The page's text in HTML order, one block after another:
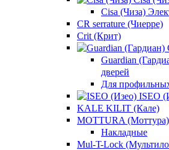
Cisa (Чиза)
CR serrature (Чиерре)
Crit (Крит)
Guardian
дверей
Для
ISEO
KALE KILIT (Кале)
MOTTURA (Моттура)
Накладные
Mul-T-Lock